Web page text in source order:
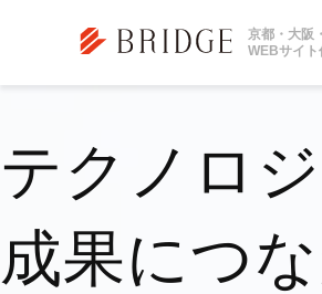
京都・大阪
WEBサイト
トップページ Linux
テクノロ
成果につ